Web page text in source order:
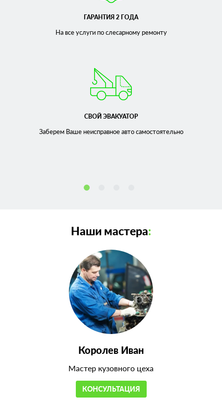
ГАРАНТИЯ 2 ГОДА
На все услуги по слесарномуремонту
СВОЙ ЭВАКУАТОР
Заберем Ваше неисправноеавто самостоятельно
Наши мастера:
Королев Иван
Мастер кузовного цеха
КОНСУЛЬТАЦИЯ